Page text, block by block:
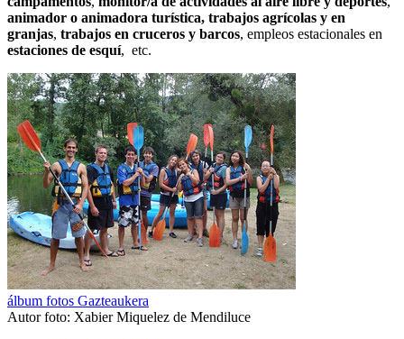
animador o animadora turística, trabajos agrícolas y en
granjas, trabajos en cruceros y barcos, empleos estacionales en
estaciones de esquí, etc.
álbum fotos Gazteaukera
Autor foto: Xabier Miquelez de Mendiluce